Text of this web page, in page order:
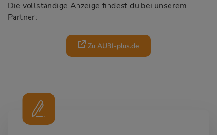
Die vollständige Anzeige findest du bei unserem
Partner:
Zu AUBI-plus.de